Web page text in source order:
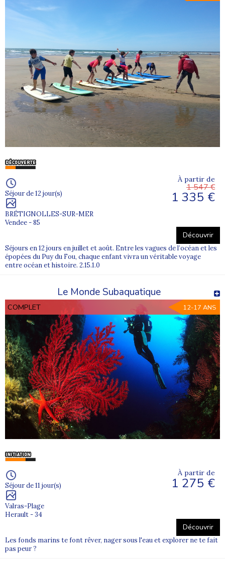
Séjour de 12 jour(s)
BRÉTIGNOLLES-SUR-MER
Vendee - 85
À partir de
1 547 €
1 335 €
Découvrir
Séjours en 12 jours en juillet et août. Entre les vagues de l’océan et les
épopées du Puy du Fou, chaque enfant vivra un véritable voyage
entre océan et histoire. 2.15.1.0
Le Monde Subaquatique
COMPLET 12-17 ANS
Séjour de 11 jour(s)
Valras-Plage
Herault - 34
À partir de
1 275 €
Découvrir
Les fonds marins te font rêver, nager sous l'eau et explorer ne te fait
pas peur ?